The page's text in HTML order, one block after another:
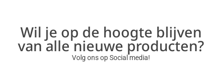
Wil je op de hoogte blijven
van alle nieuwe producten?
Volg ons op Social media!